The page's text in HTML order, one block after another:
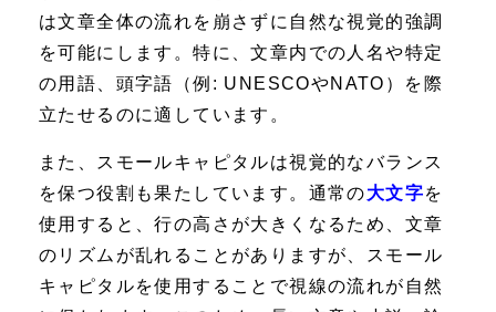
は文章全体の流れを崩さずに自然な視覚的強調
を可能にします。特に、文章内での人名や特定
の用語、頭字語（例: UNESCOやNATO ）を際
立たせるのに適しています。
また、スモールキャピタルは視覚的なバランス
を保つ役割も果たしています。通常の大文字を
使用すると、行の高さが大きくなるため、文章
のリズムが乱れることがありますが、スモール
キャピタルを使用することで視線の流れが自然